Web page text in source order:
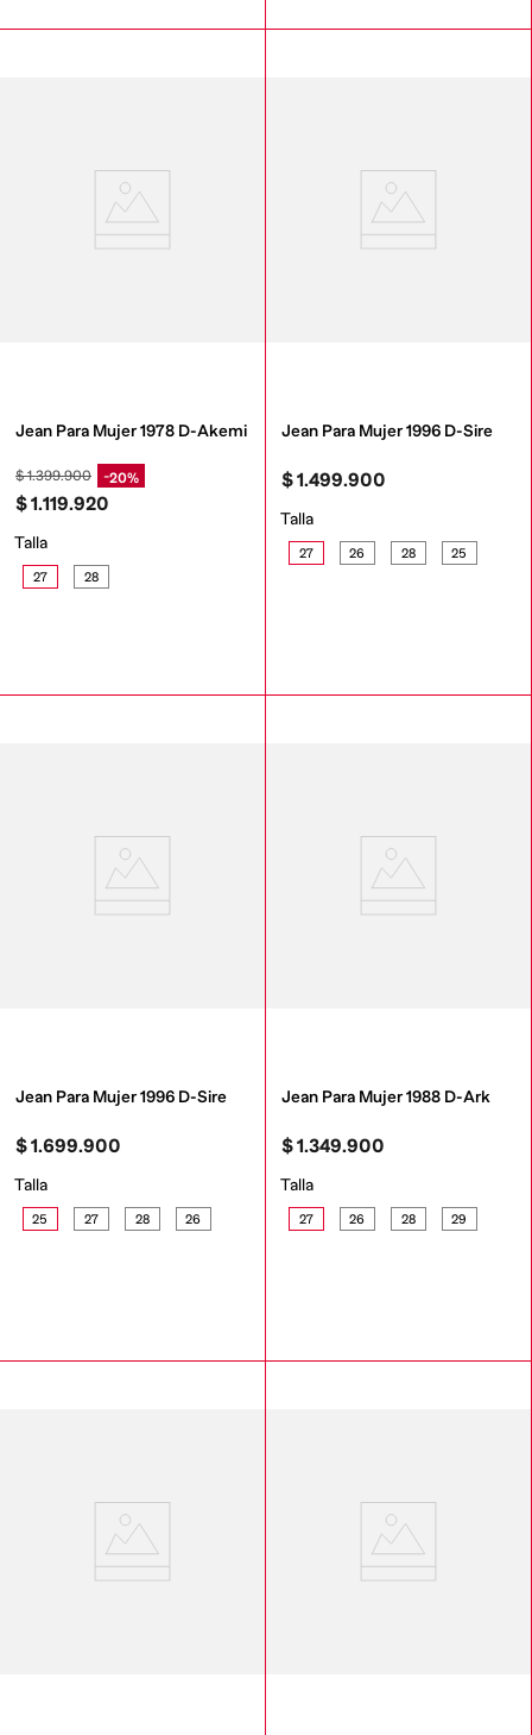
Jean Para Mujer 1978 D-Akemi
$1.399.900 20%
$1.119.920
Talla
27 28
Jean Para Mujer 1996 D-Sire
$1.499.900
Talla
27 26 28 25
Jean Para Mujer 1996 D-Sire
$1.699.900
Talla
25 27 28 26
Jean Para Mujer 1988 D-Ark
$1.349.900
Talla
27 26 28 29